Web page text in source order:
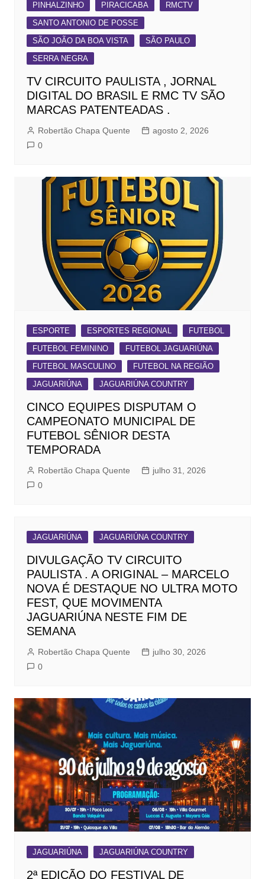
PINHALZINHO
PIRACICABA
RMCTV
SANTO ANTONIO DE POSSE
SÃO JOÃO DA BOA VISTA
SÃO PAULO
SERRA NEGRA
TV CIRCUITO PAULISTA , JORNAL
DIGITAL DO BRASIL E RMC TV SÃO
MARCAS PATENTEADAS .
Robertão Chapa Quente
agosto 2, 2026
0
ESPORTE ESPORTES REGIONAL
FUTEBOL
FUTEBOL FEMININO
FUTEBOL JAGUARIÚNA
FUTEBOL MASCULINO
FUTEBOL NA REGIÃO
JAGUARIÚNA
JAGUARIÚNA COUNTRY
CINCO EQUIPES DISPUTAM O
CAMPEONATO MUNICIPAL DE
FUTEBOL SÊNIOR DESTA
TEMPORADA
Robertão Chapa Quente
julho 31, 2026
0
JAGUARIÚNA JAGUARIÚNA COUNTRY
DIVULGAÇÃO TV CIRCUITO
PAULISTA . A ORIGINAL – MARCELO
NOVA É DESTAQUE NO ULTRA MOTO
FEST, QUE MOVIMENTA
JAGUARIÚNA NESTE FIM DE
SEMANA
Robertão Chapa Quente
julho 30, 2026
0
JAGUARIÚNA JAGUARIÚNA COUNTRY
2ª EDIÇÃO DO FESTIVAL DE